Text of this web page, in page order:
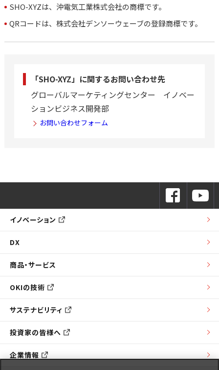
SHO-XYZは、沖電気工業株式会社の商標です。
QRコードは、株式会社デンソーウェーブの登録商標です。
「SHO-XYZ」に関するお問い合わせ先
グローバルマーケティングセンター イノベー
ションビジネス開発部
お問い合わせフォーム
イノベーション
DX
商品・サービス
OKIの技術
サステナビリティ
投資家の皆様へ
企業情報